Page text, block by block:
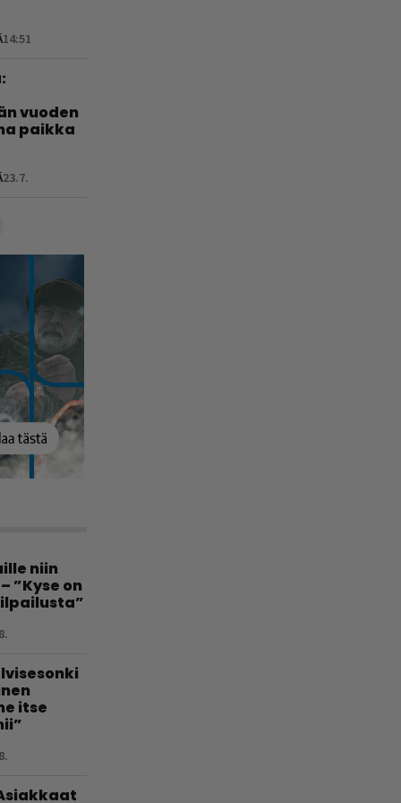
14:51
vuoden
paikka
23.7.
niin
”Kyse on
itse